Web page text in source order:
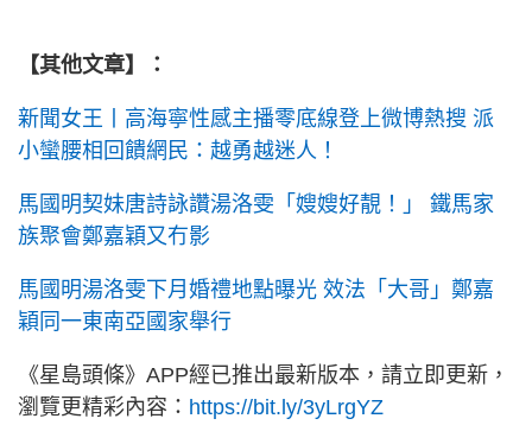
【其他文章】：
新聞女王丨高海寧性感主播零底線登上微博熱搜 派
小蠻腰相回饋網民：越勇越迷人！
馬國明契妹唐詩詠讚湯洛雯「嫂嫂好靚！」 鐵馬家
族聚會鄭嘉穎又冇影
馬國明湯洛雯下月婚禮地點曝光 效法「大哥」鄭嘉
穎同一東南亞國家舉行
《星島頭條》APP經已推出最新版本，請立即更新，
瀏覽更精彩內容： https://bit.ly/3yLrgYZ